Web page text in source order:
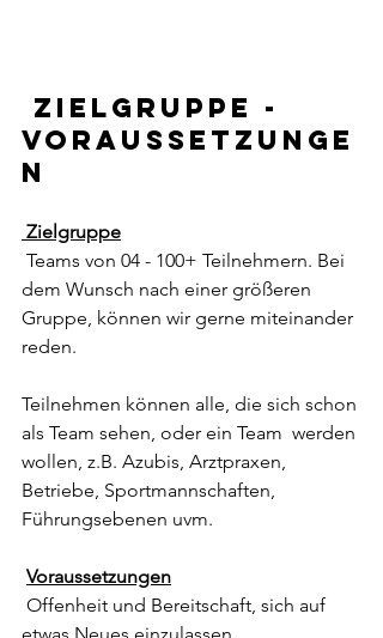
Voraussetzunge
n
Zielgruppe
dem Wunsch nach einer größeren
Gruppe, können wir gerne miteinander
reden.
Teilnehmen können alle, die sich schon
als Team sehen, oder ein Team  werden
wollen, z.B. Azubis, Arztpraxen,
Betriebe, Sportmannschaften,
Führungsebenen uvm.
Voraussetzungen